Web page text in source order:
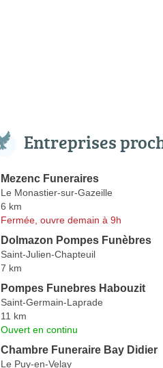
Entreprises
Mezenc Funeraires
Le Monastier-sur-Gazeille
6 km
Fermée, ouvre demain à 9h
Dolmazon Pompes Funèbres
Saint-Julien-Chapteuil
7 km
Pompes Funebres Habouzit
Saint-Germain-Laprade
11 km
Ouvert en continu
Chambre Funeraire Bay Didier
Le Puy-en-Velay